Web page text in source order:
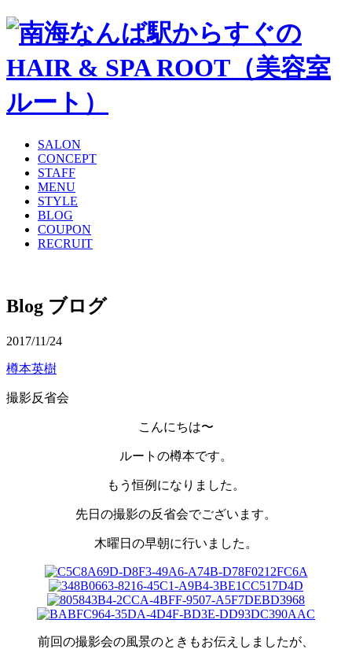
SALON
CONCEPT
STAFF
MENU
STYLE
BLOG
COUPON
RECRUIT
Blog ブログ
2017/11/24
樽本英樹
撮影反省会
こんにちは〜
ルートの樽本です。
もう恒例になりました。
先日の撮影の反省会でございます。
木曜日の早朝に行いました。
前回の撮影会の風景のときもお伝えしましたが、